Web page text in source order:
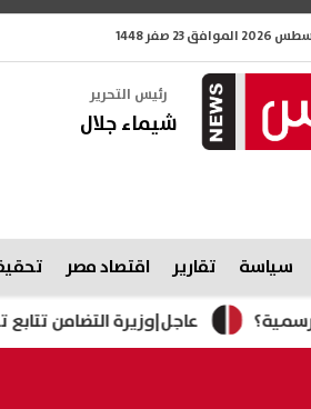
رئيس التحرير
شيماء جلال
سياسة تقارير اقتصاد مصر
عاجل|وزيرة التضامن تتابع